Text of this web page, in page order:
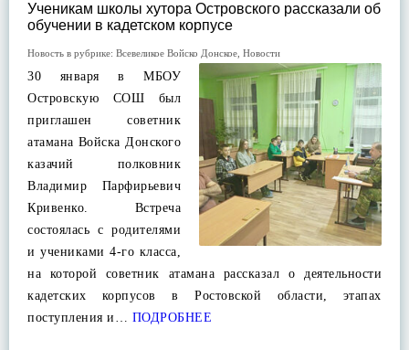
Ученикам школы хутора Островского рассказали об
обучении в кадетском корпусе
Новость в рубрике: Всевеликое Войско Донское Новости
30 января в МБОУ
Островскую СОШ был
приглашен советник
атамана Войска Донского
казачий полковник
Владимир Парфирьевич
Кривенко. Встреча
состоялась с родителями
и учениками 4-го класса,
на которой советник атамана рассказал о деятельности
кадетских корпусов в Ростовской области, этапах
поступления и… ПОДРОБНЕЕ